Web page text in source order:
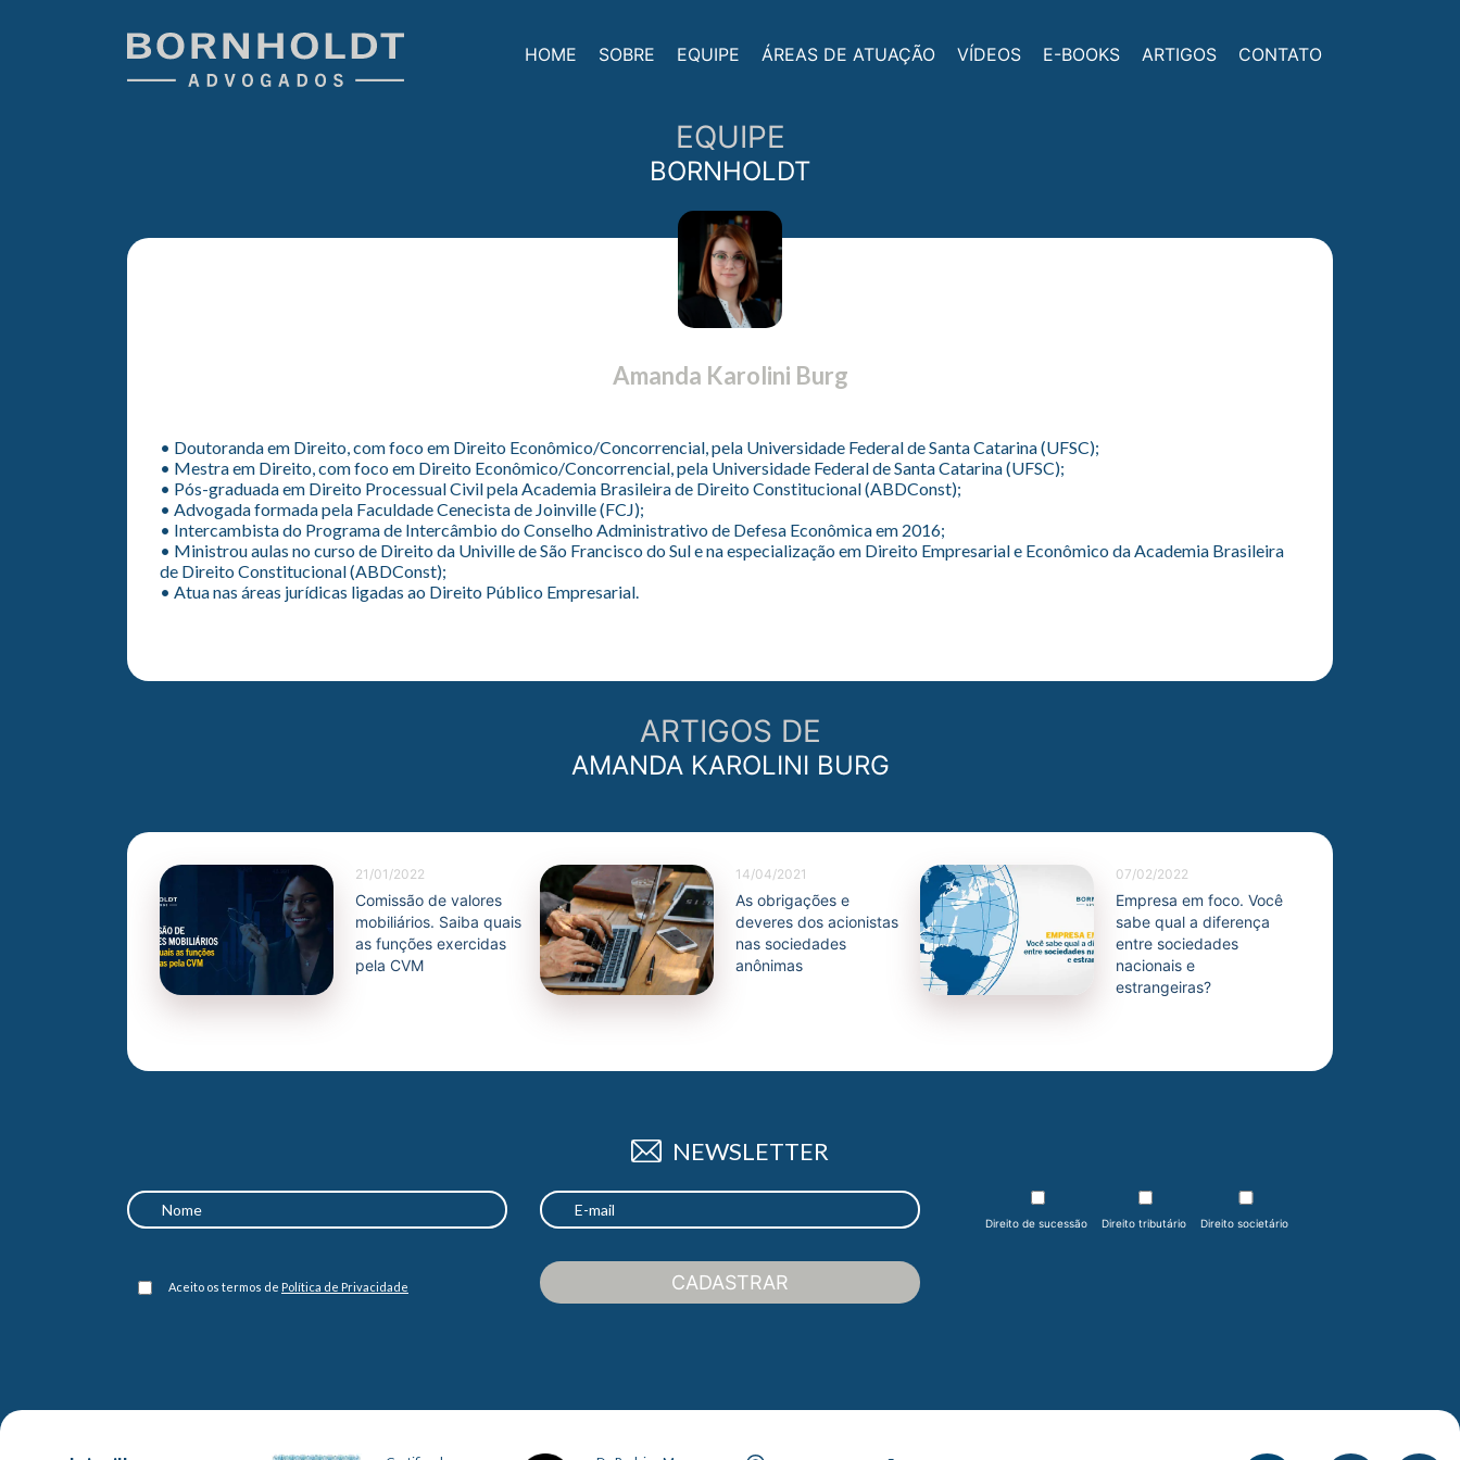
HOME SOBRE EQUIPE ÁREAS DE ATUAÇÃO VÍDEOS E-BOOKS ARTIGOS CONTATO
EQUIPE
BORNHOLDT
Amanda Karolini Burg
• Doutoranda em Direito, com foco em Direito Econômico/Concorrencial, pela Universidade Federal de Santa Catarina (UFSC);
• Mestra em Direito, com foco em Direito Econômico/Concorrencial, pela Universidade Federal de Santa Catarina (UFSC);
• Pós-graduada em Direito Processual Civil pela Academia Brasileira de Direito Constitucional (ABDConst);
• Advogada formada pela Faculdade Cenecista de Joinville (FCJ);
• Intercambista do Programa de Intercâmbio do Conselho Administrativo de Defesa Econômica em 2016;
• Ministrou aulas no curso de Direito da Univille de São Francisco do Sul e na especialização em Direito Empresarial e Econômico da Academia Brasileira
de Direito Constitucional (ABDConst);
• Atua nas áreas jurídicas ligadas ao Direito Público Empresarial.
ARTIGOS DE
AMANDA KAROLINI BURG
21/01/2022
Comissão de valores
mobiliários. Saiba quais
as funções exercidas
pela CVM
14/04/2021
As obrigações e
deveres dos acionistas
nas sociedades
anônimas
07/02/2022
Empresa em foco. Você
sabe qual a diferença
entre sociedades
nacionais e
estrangeiras?
NEWSLETTER
Direito de sucessão Direito tributário Direito societário
Aceito os termos de Política de Privacidade CADASTRAR